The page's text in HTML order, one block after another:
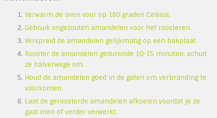
Verwarm de oven voor op 180 graden Celsius.
Gebruik ongezouten amandelen voor het roosteren.
Verspreid de amandelen gelijkmatig op een bakplaat.
Rooster de amandelen gedurende 10-15 minuten, schud
ze halverwege om.
Houd de amandelen goed in de gaten om verbranding te
voorkomen.
Laat de geroosterde amandelen afkoelen voordat je ze
gaat eten of verder verwerkt.